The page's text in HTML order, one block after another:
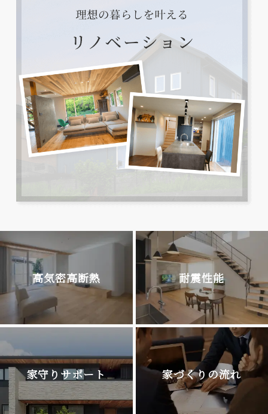
高気密高断熱 耐震性能
家守りサポート 家づくりの流れ